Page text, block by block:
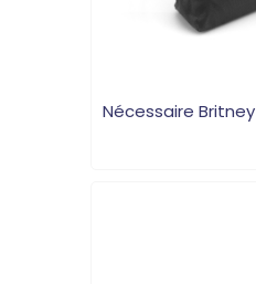
Nécessaire Britney